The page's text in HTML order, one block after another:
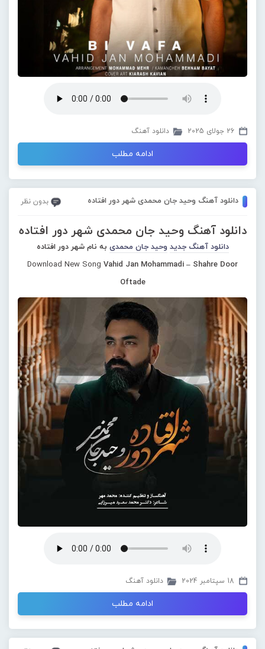
26 جولای 2025 دانلود آهنگ
ادامه مطلب
دانلود آهنگ وحید جان محمدی شهر دور افتاده بدون نظر
دانلود آهنگ وحید جان محمدی شهر دور افتاده
دانلود آهنگ جدید وحید جان محمدی به نام شهر دور افتاده
Download New Song Vahid Jan Mohammadi – Shahre Door
Oftade
18 سپتامبر 2024 دانلود آهنگ
ادامه مطلب